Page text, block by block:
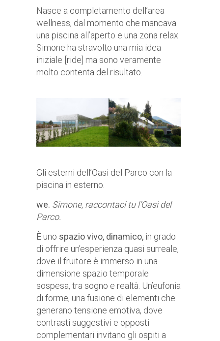
Nasce a completamento dell’area
wellness, dal momento che mancava
una piscina all’aperto e una zona relax.
Simone ha stravolto una mia idea
iniziale [ride] ma sono veramente
molto contenta del risultato.
Gli esterni dell’Oasi del Parco con la
piscina in esterno.
we. Simone, raccontaci tu l’Oasi del
Parco.
È uno spazio vivo, dinamico, in grado
di offrire un’esperienza quasi surreale,
dove il fruitore è immerso in una
dimensione spazio temporale
sospesa, tra sogno e realtà. Un’eufonia
di forme, una fusione di elementi che
generano tensione emotiva, dove
contrasti suggestivi e opposti
complementari invitano gli ospiti a